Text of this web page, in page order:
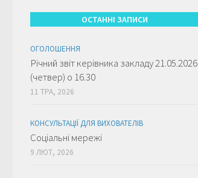
ОСТАННІ ЗАПИСИ
ОГОЛОШЕННЯ
Річний звіт керівника закладу 21.05.2026
(четвер) о 16.30
11 ТРА, 2026
КОНСУЛЬТАЦІЇ ДЛЯ ВИХОВАТЕЛІВ
Соціальні мережі
9 ЛЮТ, 2026